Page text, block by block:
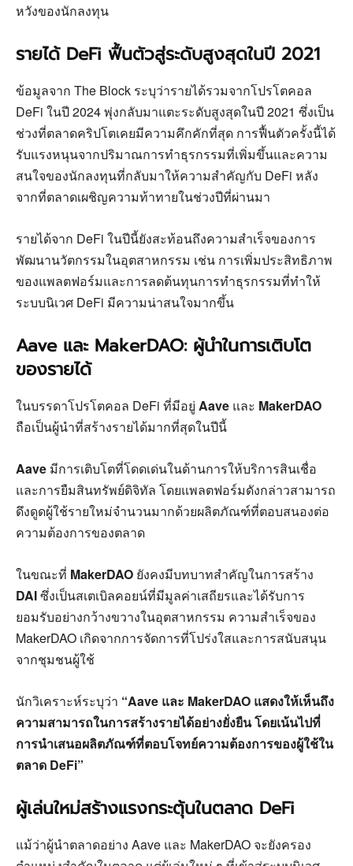
หวังของนักลงทุน
รายได้ DeFi ฟื้นตัวสู่ระดับสูงสุดในปี 2021
ข้อมูลจาก The Block ระบุว่ารายได้รวมจากโปรโตคอล
DeFi ในปี 2024 พุ่งกลับมาแตะระดับสูงสุดในปี 2021 ซึ่งเป็น
ช่วงที่ตลาดคริปโตเคยมีความคึกคักที่สุด การฟื้นตัวครั้งนี้ได้
รับแรงหนุนจากปริมาณการทำธุรกรรมที่เพิ่มขึ้นและความ
สนใจของนักลงทุนที่กลับมาให้ความสำคัญกับ DeFi หลัง
จากที่ตลาดเผชิญความท้าทายในช่วงปีที่ผ่านมา
รายได้จาก DeFi ในปีนี้ยังสะท้อนถึงความสำเร็จของการ
พัฒนานวัตกรรมในอุตสาหกรรม เช่น การเพิ่มประสิทธิภาพ
ของแพลตฟอร์มและการลดต้นทุนการทำธุรกรรมที่ทำให้
ระบบนิเวศ DeFi มีความน่าสนใจมากขึ้น
Aave และ MakerDAO: ผู้นำในการเติบโต
ของรายได้
ในบรรดาโปรโตคอล DeFi ที่มีอยู่ Aave และ MakerDAO
ถือเป็นผู้นำที่สร้างรายได้มากที่สุดในปีนี้
Aave มีการเติบโตที่โดดเด่นในด้านการให้บริการสินเชื่อ
และการยืมสินทรัพย์ดิจิทัล โดยแพลตฟอร์มดังกล่าวสามารถ
ดึงดูดผู้ใช้รายใหม่จำนวนมากด้วยผลิตภัณฑ์ที่ตอบสนองต่อ
ความต้องการของตลาด
ในขณะที่ MakerDAO ยังคงมีบทบาทสำคัญในการสร้าง
DAIซึ่งเป็นสเตเบิลคอยน์ที่มีมูลค่าเสถียรและได้รับการ
ยอมรับอย่างกว้างขวางในอุตสาหกรรม ความสำเร็จของ
MakerDAO เกิดจากการจัดการที่โปร่งใสและการสนับสนุน
จากชุมชนผู้ใช้
นักวิเคราะห์ระบุว่า “Aave และ MakerDAO แสดงให้เห็นถึง
ความสามารถในการสร้างรายได้อย่างยั่งยืน โดยเน้นไปที่
การนำเสนอผลิตภัณฑ์ที่ตอบโจทย์ความต้องการของผู้ใช้ใน
ตลาด DeFi”
ผู้เล่นใหม่สร้างแรงกระตุ้นในตลาด DeFi
แม้ว่าผู้นำตลาดอย่าง Aave และ MakerDAO จะยังครอง